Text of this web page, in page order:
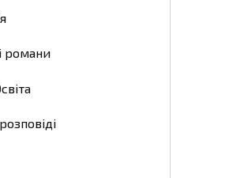
романи